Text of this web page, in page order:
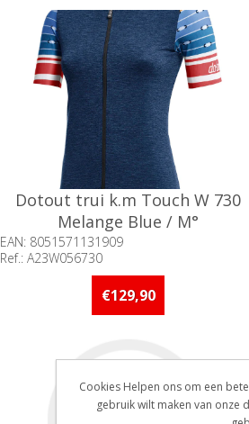
Dotout trui k.m Touch W 730
Melange Blue / M°
EAN: 8051571131909
Ref.: A23W056730
Beschikbaarheid:: Minder dan 5 stuks
€129,90
Cookies Helpen ons om een
gebruik wilt maken van onze